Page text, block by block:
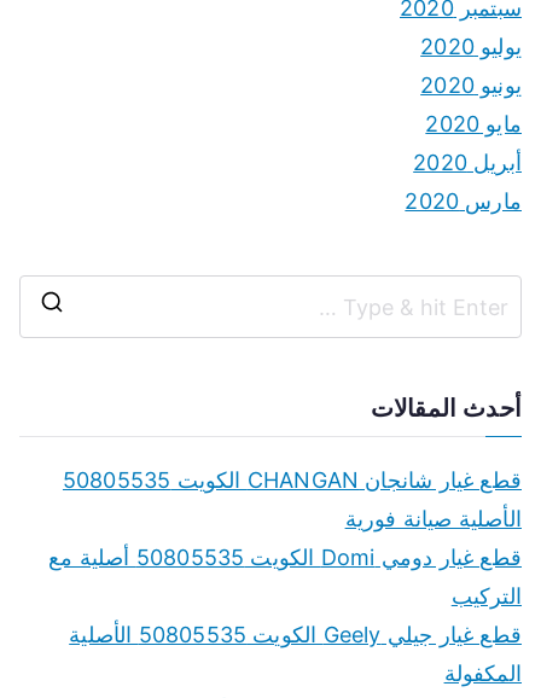
سبتمبر 2020
يوليو 2020
يونيو 2020
مايو 2020
أبريل 2020
مارس 2020
r
أحدث المقالات
قطع غيار شانجان CHANGAN الكويت 50805535
الأصلية صيانة فورية
قطع غيار دومي Domi الكويت 50805535 أصلية مع
التركيب
قطع غيار جيلي Geely الكويت 50805535 الأصلية
المكفولة